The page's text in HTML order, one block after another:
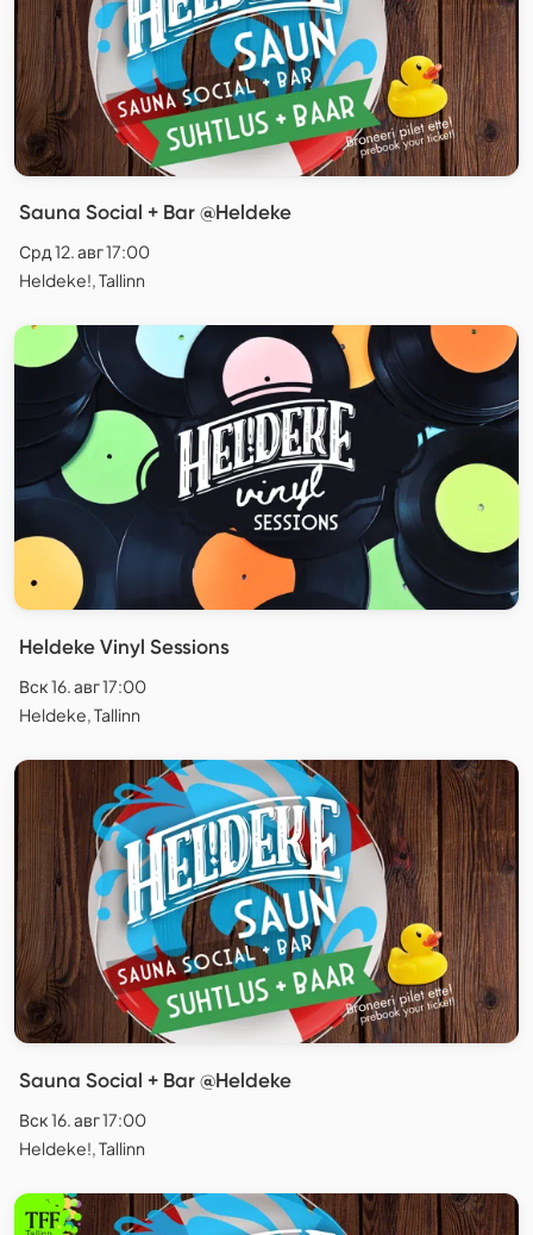
Sauna Social + Bar @Heldeke
Срд 12. авг 17:00
Heldeke!, Tallinn
Heldeke Vinyl Sessions
Вск 16. авг 17:00
Heldeke, Tallinn
Sauna Social + Bar @Heldeke
Вск 16. авг 17:00
Heldeke!, Tallinn